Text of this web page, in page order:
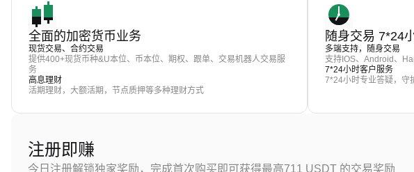
全面的加密货币业务
现货交易、合约交易
提供400+现货币种&U本位、币本位、期权、跟单、交易机器人交易服
务
高息理财
活期理财，大额活期，节点质押等多种理财方式
随身交易 7*24
多端支持，随身交易
支持IOS、Android、
7*24小时客户服务
7*24小时专业答疑，守
注册即赚
今日注册解锁独家奖励，完成首次购买即可获得最高711 USDT 的交易奖励